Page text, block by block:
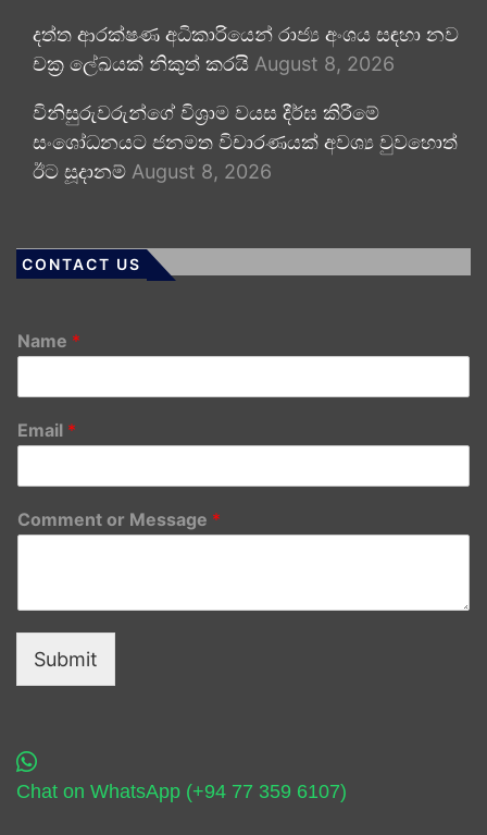
දත්ත ආරක්ෂණ අධිකාරියෙන් රාජ්‍ය අංශය සඳහා නව
චක්‍ර ලේඛයක් නිකුත් කරයි August 8, 2026
විනිසුරුවරුන්ගේ විශ්‍රාම වයස දීර්ඝ කිරීමේ
සංශෝධනයට ජනමත විචාරණයක් අවශ්‍ය වුවහොත්
ඊට සූදානම් August 8, 2026
CONTACT US
Name *
Email *
Comment or Message *
Submit
Chat on WhatsApp (+94 77 359 6107)